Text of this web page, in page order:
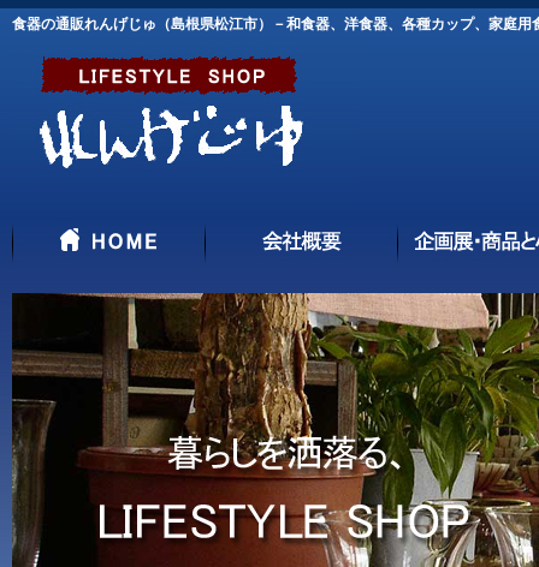
食器の通販れんげじゅ（島根県松江市）－和食器、洋食器、各種カップ、家庭用